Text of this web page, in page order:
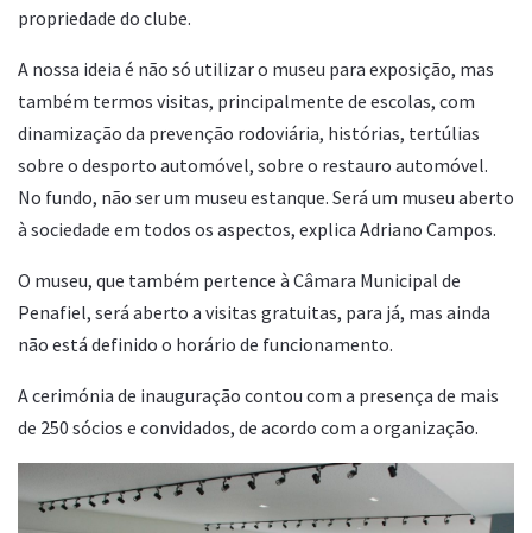
propriedade do clube.
A nossa ideia é não só utilizar o museu para exposição, mas
também termos visitas, principalmente de escolas, com
dinamização da prevenção rodoviária, histórias, tertúlias
sobre o desporto automóvel, sobre o restauro automóvel.
No fundo, não ser um museu estanque. Será um museu aberto
à sociedade em todos os aspectos, explica Adriano Campos.
O museu, que também pertence à Câmara Municipal de
Penafiel, será aberto a visitas gratuitas, para já, mas ainda
não está definido o horário de funcionamento.
A cerimónia de inauguração contou com a presença de mais
de 250 sócios e convidados, de acordo com a organização.